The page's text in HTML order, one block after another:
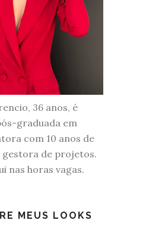
36 anos, é
graduada em
com 10 anos de
gestora de projetos.
nas horas vagas.
MEUS LOOKS